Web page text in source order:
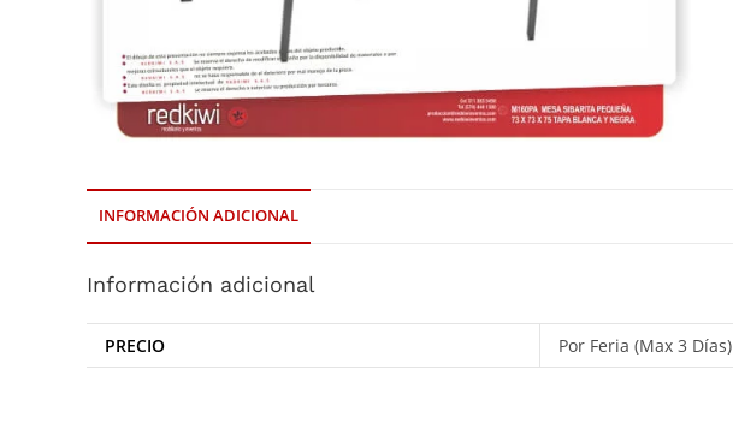
INFORMACIÓN ADICIONAL
Información adicional
PRECIO Por Feria (Max 3 Días)